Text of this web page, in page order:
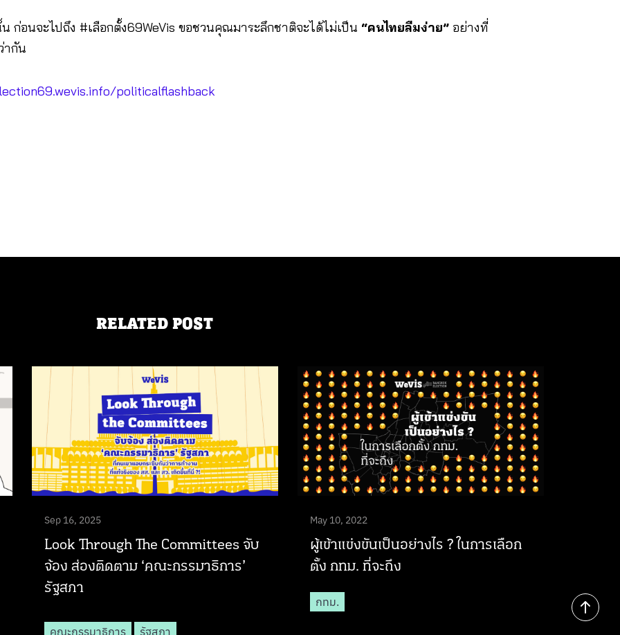
ก่อนจะไปถึง #เลือกตั้ง69WeVis ขอชวนคุณมาระลึกชาติจะได้ไม่เป็น “คนไทยลืมง่าย” อย่างที่
ากัน
politicalflashback
RELATED POST
Sep 16, 2025
Look Through The Committees จับ
จ้อง ส่องติดตาม ‘คณะกรรมาธิการ’
รัฐสภา
คณะกรรมาธิการ รัฐสภา
May 10, 2022
ผู้เข้าแข่งขันเป็นอย่างไร ? ในการเลือก
ตั้ง กทม. ที่จะถึง
กทม.